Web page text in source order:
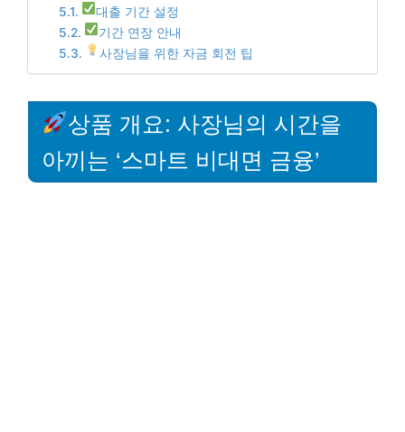
대출 기간 설정
기간 연장 안내
사장님을 위한 자금 회전 팁
상품 개요: 사장님의 시간을
아끼는 ‘스마트 비대면 금융’